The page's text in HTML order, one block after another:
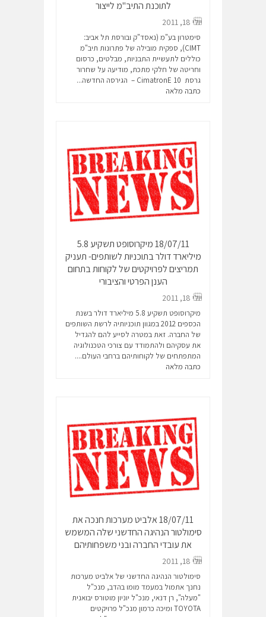
לתוכנת התיב"מ לייצור
יולי 18, 2011
סימטרון בע"מ (נאסד"ק ובורסת תל אביב:
CIMT), ספקית מובילה של פתרונות תיב"מ
כוללים לתעשיית התבניות, מבלטים, כרסום
וחריטה של חלקי מתכת, מודיעה על שחרור
גרסת CimatronE 10 – הגירסה החדשה...
כתבה מלאה
18/07/11 מיקרוסופט תשקיע 5.8
מיליארד דולר בתוכניות לשותפים- תעניק
תמריצים לפרויקטים של לקוחות בתחום
הענן הפרטי והציבורי
יולי 18, 2011
מיקרוסופט תשקיע 5.8 מיליארד דולר בשנת
הכספים 2012 במגוון תוכניותיה לרשת השותפים
של החברה. זאת במטרה לסייע להם להגדיל
את עסקיהם ולהתמודד עם צורכי הטכנולוגיה
המתפתחים של לקוחותיהם ברחבי העולם....
כתבה מלאה
18/07/11 אלביט מערכות חנכה את
סימולטור הנהיגה החדשני שלה המשמש
את עובדי החברה ובני משפחותיהם
יולי 18, 2011
סימולטור הנהיגה החדשני של אלביט מערכות
נחנך אתמול במעמד מומו בהדב, מנכ"ל
"מעלה", רן דנאי, מנכ"ל יוניון מוטורס יבואנית
TOYOTA ומיכה כרמון מנכ"ל פרויקטים